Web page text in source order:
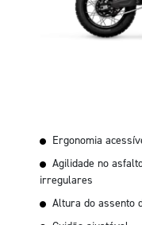
Ergonomia
Agilidade no
irregulares
Altura do assento